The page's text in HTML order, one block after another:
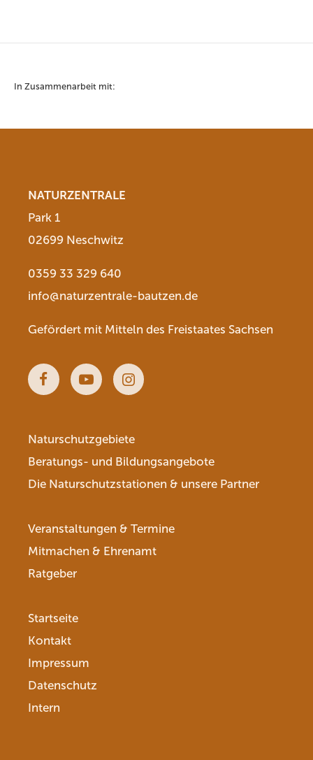
In Zusammenarbeit mit:
NATURZENTRALE
Park 1
02699 Neschwitz
0359 33 329 640
info@naturzentrale-bautzen.de
Gefördert mit Mitteln des Freistaates Sachsen
FacebookYoutubeInstagram
Naturschutzgebiete
Beratungs- und Bildungsangebote
Die Naturschutzstationen & unsere Partner
Veranstaltungen & Termine
Mitmachen & Ehrenamt
Ratgeber
Startseite
Kontakt
Impressum
Datenschutz
Intern